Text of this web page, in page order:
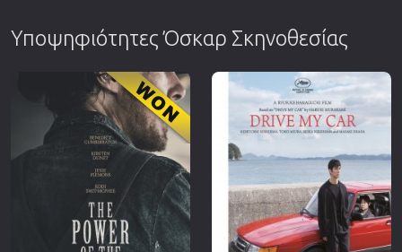
Υποψηφιότητες Όσκαρ Σκηνοθεσίας